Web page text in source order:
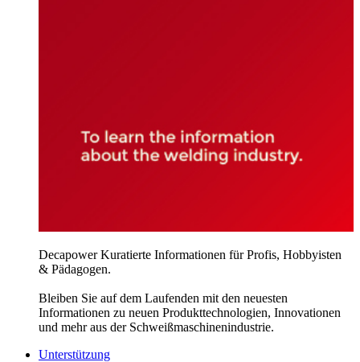
Decapower Kuratierte Informationen für Profis, Hobbyisten
& Pädagogen.
Bleiben Sie auf dem Laufenden mit den neuesten
Informationen zu neuen Produkttechnologien, Innovationen
und mehr aus der Schweißmaschinenindustrie.
Unterstützung